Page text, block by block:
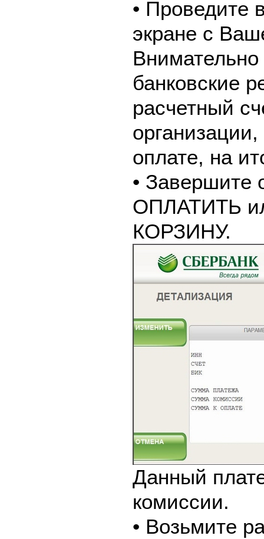
• Проведите
экране с
банковские
расчетный
оплате, на
• Завершите
ОПЛАТИТЬ
КОРЗИНУ.
Данный
комиссии.
• Возьмите